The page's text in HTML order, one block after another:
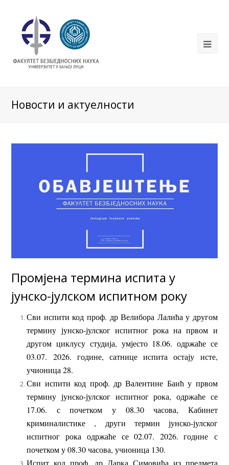
Новости и актуелности
Промјена термина испита у
јунско-јулском испитном року
Сви испити код проф. др Велибора Лалића у другом
термину јунско-јулског испитног рока на првом и
другом циклусу студија, умјесто 18.06. одржаће се
03.07. 2026. године, сатнице испита остају исте,
учионица 28.
Сви испити код проф. др Валентине Баић у првом
термину јунско-јулског испитног рока, одржаће се
17.06. с почетком у 08.30 часова, Кабинет
криминалистике , други термин јунско-јулског
испитног рока одржаће се 02.07. 2026. године с
почетком у 08.30 часова, учионица 130.
Испит код проф. др Дарка Симовића из предмета